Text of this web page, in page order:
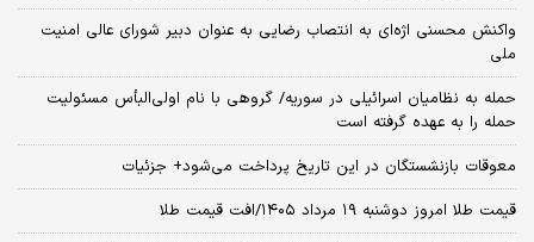
واکنش محسنی اژه‌ای به انتصاب رضایی به عنوان دبیر شورای عالی امنیت
ملی
حمله به نظامیان اسرائیلی در سوریه/ گروهی با نام اولی‌البأس مسئولیت
حمله را به عهده گرفته است
معوقات بازنشستگان در این تاریخ پرداخت می‌شود+ جزئیات
قیمت طلا امروز دوشنبه ۱۹ مرداد ۱۴۰۵/افت قیمت طلا